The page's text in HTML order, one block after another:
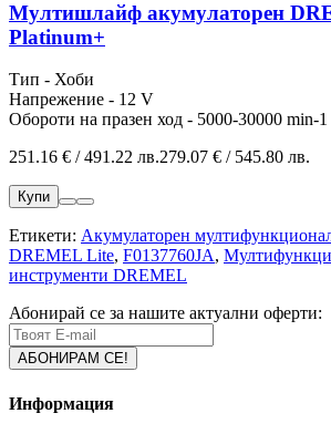
Мултишлайф акумулаторен
Platinum+
Тип - Хоби
Напрежение - 12 V
Обороти на празен ход - 5000-30000 min-1
251.16 € / 491.22 лв.279.07 € / 545.80 лв.
Купи
Етикети: Акумулаторен
DREMEL Lite, F0137760JA,
инструменти DREMEL
Абонирай се за нашите актуални оферти:
Информация